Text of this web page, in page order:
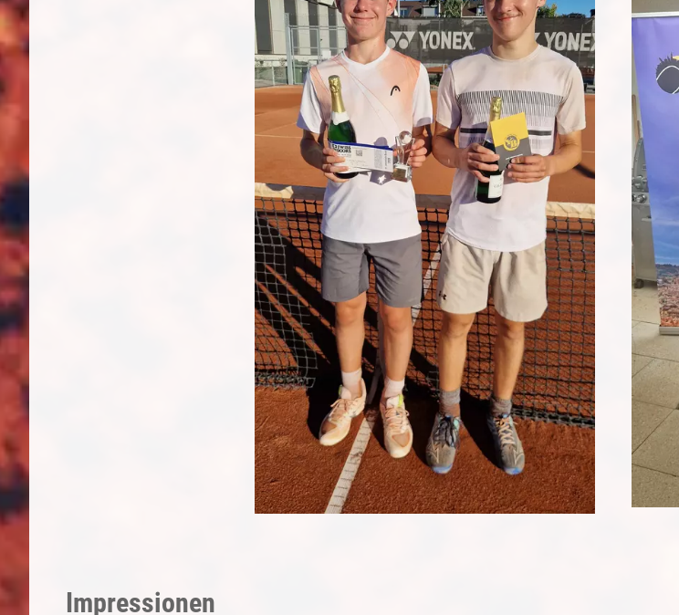
Impressionen